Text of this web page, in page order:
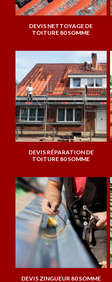
DEVIS NETTOYAGE DE
TOITURE 80 SOMME
DEVIS RÉPARATION DE
TOITURE 80 SOMME
DEVIS ZINGUEUR 80 SOMME